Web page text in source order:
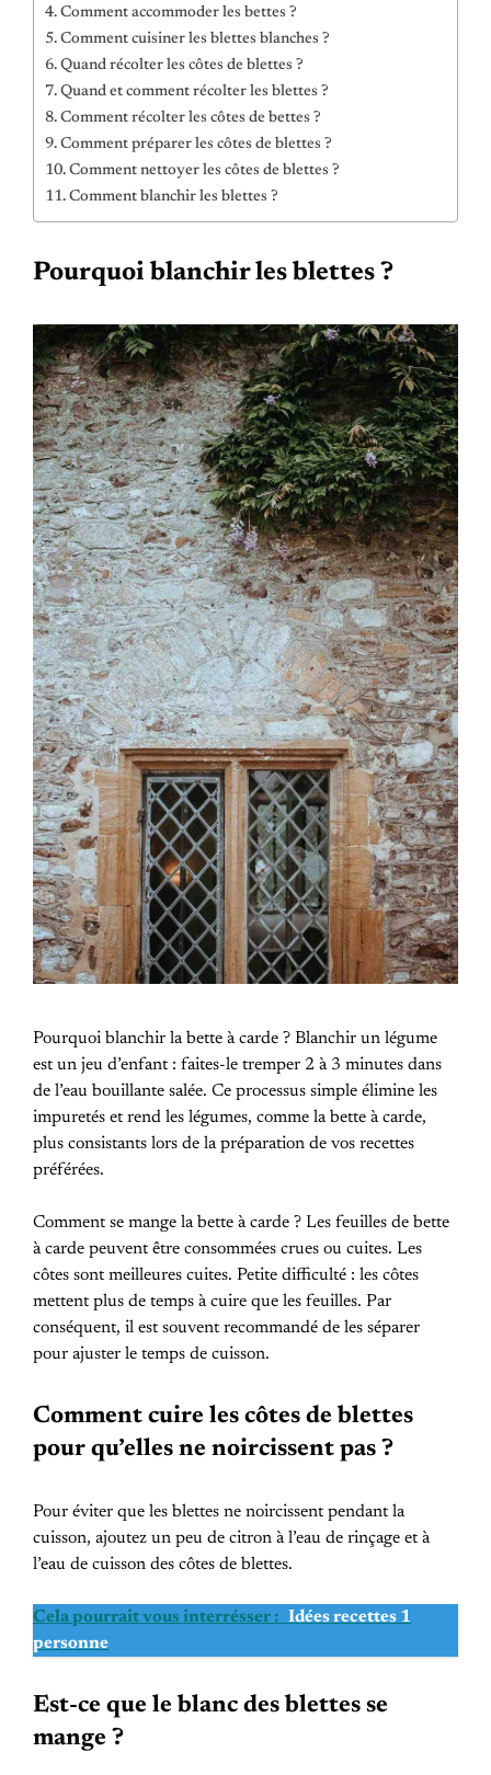
Comment accommoder les bettes ?
Comment cuisiner les blettes blanches ?
Quand récolter les côtes de blettes ?
Quand et comment récolter les blettes ?
Comment récolter les côtes de bettes ?
Comment préparer les côtes de blettes ?
Comment nettoyer les côtes de blettes ?
Comment blanchir les blettes ?
Pourquoi blanchir les blettes ?
Pourquoi blanchir la bette à carde ? Blanchir un légume
est un jeu d’enfant : faites-le tremper 2 à 3 minutes dans
de l’eau bouillante salée. Ce processus simple élimine les
impuretés et rend les légumes, comme la bette à carde,
plus consistants lors de la préparation de vos recettes
préférées.
Comment se mange la bette à carde ? Les feuilles de bette
à carde peuvent être consommées crues ou cuites. Les
côtes sont meilleures cuites. Petite difficulté : les côtes
mettent plus de temps à cuire que les feuilles. Par
conséquent, il est souvent recommandé de les séparer
pour ajuster le temps de cuisson.
Comment cuire les côtes de blettes
pour qu’elles ne noircissent pas ?
Pour éviter que les blettes ne noircissent pendant la
cuisson, ajoutez un peu de citron à l’eau de rinçage et à
l’eau de cuisson des côtes de blettes.
Cela pourrait vous interrésser : Idées recettes 1
personne
Est-ce que le blanc des blettes se
mange ?